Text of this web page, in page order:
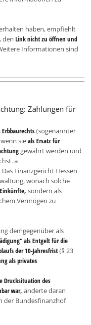
haben, empfiehlt
denLink nicht zu öffnen und
Informationen sind
Zahlungen für
(sogenannter
sieals Ersatz für
gewährt werden und
a
Finanzgericht Hessen
wonach solche
sondern als
Vermögen zu
demgegenüber als
als Entgelt für die
der 10-Jahresfrist(§ 23
als privates
Drucksituation des
war,änderte daran
der Bundesfinanzhof